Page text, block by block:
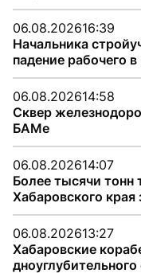
06.08.202616:39
Начальника
падение рабочего
06.08.202614:58
Сквер
БАМе
06.08.202614:07
Более тысячи тонн
Хабаровского края
06.08.202613:27
Хабаровские